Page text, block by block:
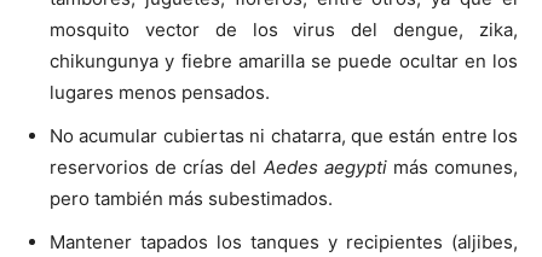
mosquito vector de los virus del dengue, zika,
chikungunya y fiebre amarilla se puede ocultar en los
lugares menos pensados.
No acumular cubiertas ni chatarra, que están entre los
reservorios de crías del Aedes aegyptimás comunes,
pero también más subestimados.
Mantener tapados los tanques y recipientes (aljibes,